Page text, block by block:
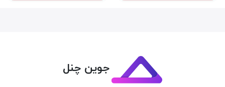
جوین چنل